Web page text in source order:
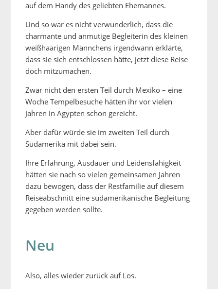
auf dem Handy des geliebten Ehemannes.
Und so war es nicht verwunderlich, dass die
charmante und anmutige Begleiterin des kleinen
weißhaarigen Männchens irgendwann erklärte,
dass sie sich entschlossen hätte, jetzt diese Reise
doch mitzumachen.
Zwar nicht den ersten Teil durch Mexiko – eine
Woche Tempelbesuche hätten ihr vor vielen
Jahren in Ägypten schon gereicht.
Aber dafür würde sie im zweiten Teil durch
Südamerika mit dabei sein.
Ihre Erfahrung, Ausdauer und Leidensfähigkeit
hätten sie nach so vielen gemeinsamen Jahren
dazu bewogen, dass der Restfamilie auf diesem
Reiseabschnitt eine südamerikanische Begleitung
gegeben werden sollte.
Neu
Also, alles wieder zurück auf Los.